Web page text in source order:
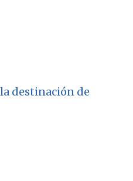
destinación de